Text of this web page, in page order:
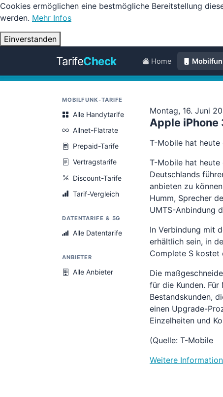
Cookies ermöglichen eine bestmögliche Bereitstellung
werden. Mehr Infos
Einverstanden
TarifeCheck Home
MOBILFUNK-TARIFE
Alle Handytarife
Allnet-Flatrate
Prepaid-Tarife
Vertragstarife
Discount-Tarife
Tarif-Vergleich
DATENTARIFE & 5G
Alle Datentarife
ANBIETER
Alle Anbieter
Montag, 16. Juni
Apple iPhone
T-Mobile hat heute
T-Mobile hat heute
Deutschlands
anbieten zu
Humm, Sprecher
UMTS-Anbindung
In Verbindung mit
erhältlich sein, in
Complete S kostet
Die
für die Kunden.
Bestandskunden,
einen Upgrade-
Einzelheiten und
(Quelle: T-Mobile
Weitere